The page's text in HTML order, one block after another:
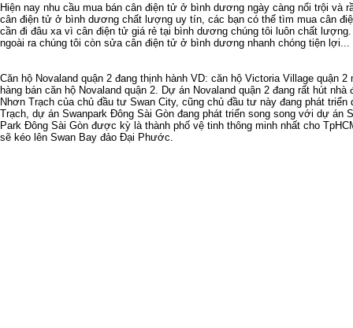
Hiện nay nhu cầu mua bán cân điện tử ở bình dương ngày càng nổi trội và
cân điện tử ở bình dương chất lượng uy tín, các bạn có thể tìm mua cân
cần đi đâu xa vì cân điện tử giá rẻ tại bình dương chúng tôi luôn chất
ngoài ra chúng tôi còn sửa cân điện tử ở bình dương nhanh chóng tiện lợi...
Căn hộ Novaland quận 2 đang thịnh hành VD: căn hộ Victoria Village quận 2
hàng bán căn hộ Novaland quận 2 Dự án Novaland quận 2 đang rất hút
Nhơn Trạch của chủ đầu tư Swan City, cũng chủ đầu tư này đang phát triển
Trạch dự án Swanpark Đông Sài Gòn đang phát triển song song với dự án
Park Đông Sài Gòn được kỳ là thành phố vệ tinh thông minh nhất cho
sẽ kéo lên Swan Bay đảo Đại Phước